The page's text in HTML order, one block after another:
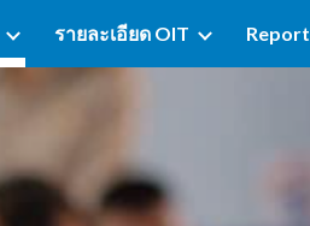
navigation
รายละเอียด OIT Report